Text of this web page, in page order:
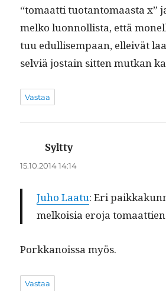
“tomaat­ti tuotan­tomaas­ta x”
melko luon­nol­lista, että
tuu edullisem­paan, elleivät
selviä jostain sit­ten mutkan
Vastaa
Sylttysanoo:
15.10.2014 14:14
Juho Laatu: Eri
melkoisia ero­ja
Porkkanois­sa myös.
Vastaa